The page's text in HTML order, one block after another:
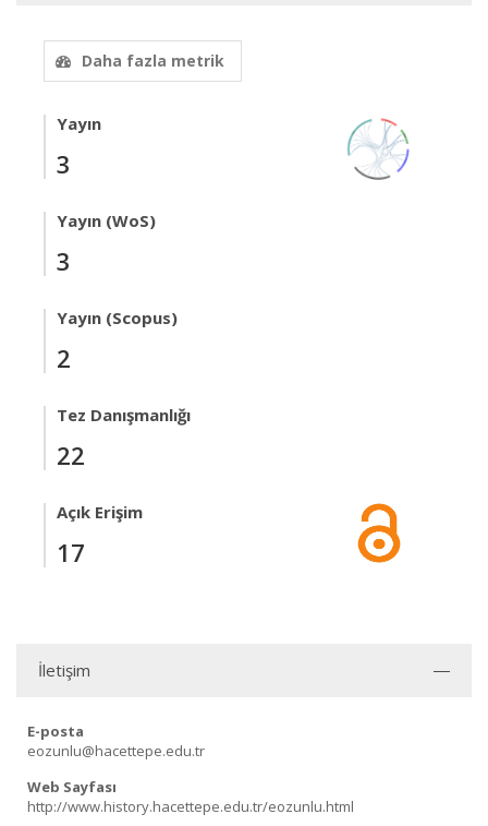
Daha fazla metrik
Yayın
3
Yayın (WoS)
3
Yayın (Scopus)
2
Tez Danışmanlığı
22
Açık Erişim
17
İletişim
E-posta
eozunlu@hacettepe.edu.tr
Web Sayfası
http://www.history.hacettepe.edu.tr/eozunlu.html